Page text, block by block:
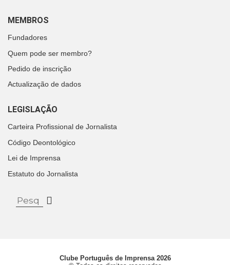
MEMBROS
Fundadores
Quem pode ser membro?
Pedido de inscrição
Actualização de dados
LEGISLAÇÃO
Carteira Profissional de Jornalista
Código Deontológico
Lei de Imprensa
Estatuto do Jornalista
Clube Português de Imprensa 2026